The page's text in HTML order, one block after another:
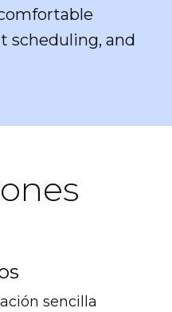
scheduling, and
sencilla